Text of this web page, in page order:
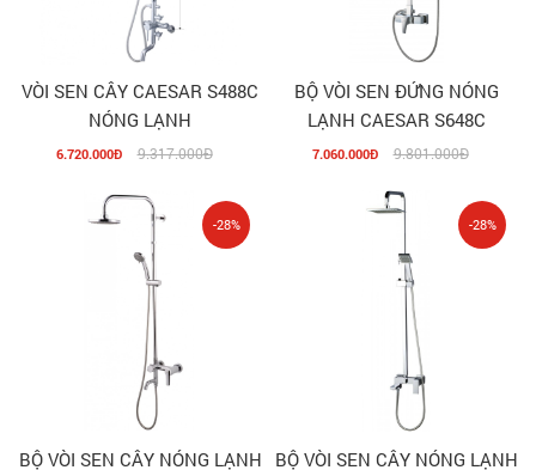
VÒI SEN CÂY CAESAR S488C
NÓNG LẠNH
6.720.000Đ 9.317.000Đ
BỘ VÒI SEN ĐỨNG NÓNG
LẠNH CAESAR S648C
7.060.000Đ 9.801.000Đ
BỘ VÒI SEN CÂY NÓNG LẠNH
-28%
BỘ VÒI SEN CÂY NÓNG LẠNH
-28%